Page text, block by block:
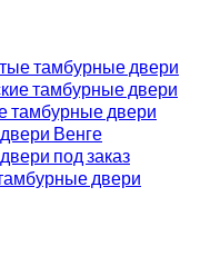
тамбурные двери
тамбурные двери
тамбурные двери
Венге
под заказ
двери